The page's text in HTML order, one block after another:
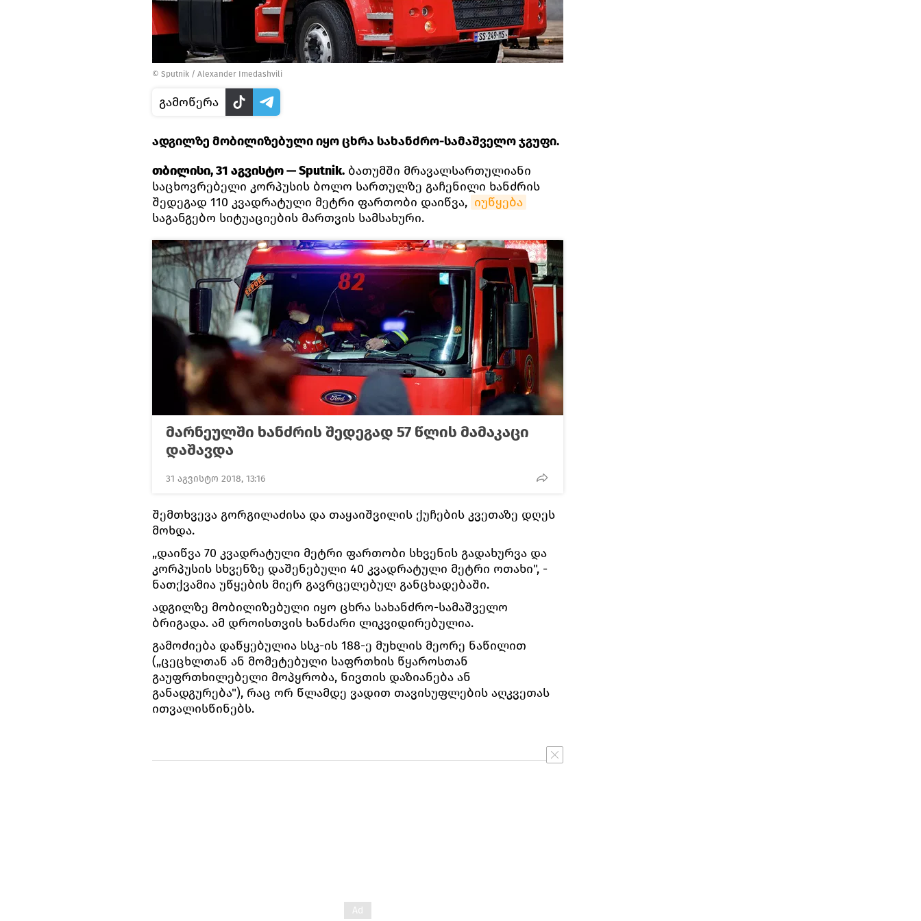
© Sputnik / Alexander Imedashvili
გამოწერა
ადგილზე მობილიზებული იყო ცხრა სახანძრო-სამაშველო ჯგუფი.
თბილისი, 31 აგვისტო — Sputnik. ბათუმში მრავალსართულიანი
საცხოვრებელი კორპუსის ბოლო სართულზე გაჩენილი ხანძრის
შედეგად 110 კვადრატული მეტრი ფართობი დაიწვა, იუწყება
საგანგებო სიტუაციების მართვის სამსახური.
მარნეულში ხანძრის შედეგად 57 წლის მამაკაცი
დაშავდა
31 აგვისტო 2018, 13:16
შემთხვევა გორგილაძისა და თაყაიშვილის ქუჩების კვეთაზე დღეს
მოხდა.
„დაიწვა 70 კვადრატული მეტრი ფართობი სხვენის გადახურვა და
კორპუსის სხვენზე დაშენებული 40 კვადრატული მეტრი ოთახი", -
ნათქვამია უწყების მიერ გავრცელებულ განცხადებაში.
ადგილზე მობილიზებული იყო ცხრა სახანძრო-სამაშველო
ბრიგადა. ამ დროისთვის ხანძარი ლიკვიდირებულია.
გამოძიება დაწყებულია სსკ-ის 188-ე მუხლის მეორე ნაწილით
(„ცეცხლთან ან მომეტებული საფრთხის წყაროსთან
გაუფრთხილებელი მოპყრობა, ნივთის დაზიანება ან
განადგურება"), რაც ორ წლამდე ვადით თავისუფლების აღკვეთას
ითვალისწინებს.